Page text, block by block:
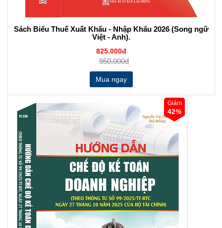
Sách Biểu Thuế Xuất Khẩu - Nhập Khẩu 2026 (Song ngữ
Việt - Anh).
825.000đ
950.000đ
Giảm
42%